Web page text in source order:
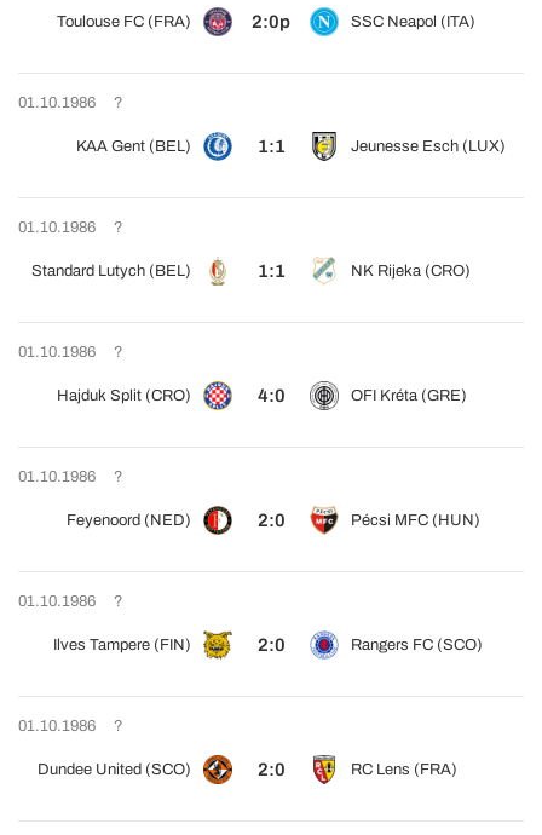
Toulouse FC (FRA) 2:0p SSC Neapol (ITA)
01.10.1986 ?
KAA Gent (BEL) 1:1 Jeunesse Esch (LUX)
01.10.1986 ?
Standard Lutych (BEL) 1:1 NK Rijeka (CRO)
01.10.1986 ?
Hajduk Split (CRO) 4:0 OFI Kréta (GRE)
01.10.1986 ?
Feyenoord (NED) 2:0 Pécsi MFC (HUN)
01.10.1986 ?
Ilves Tampere (FIN) 2:0 Rangers FC (SCO)
01.10.1986 ?
Dundee United (SCO) 2:0 RC Lens (FRA)